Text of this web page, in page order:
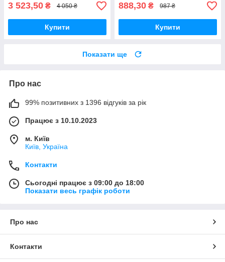
3 523,50 ₴ 4 050 ₴
Купити
888,30 ₴ 987 ₴
Купити
Показати ще
Про нас
99% позитивних з 1396 відгуків за рік
Працює з 10.10.2023
м. Київ
Київ, Україна
Контакти
Сьогодні працює з 09:00 до 18:00
Показати весь графік роботи
Про нас
Контакти